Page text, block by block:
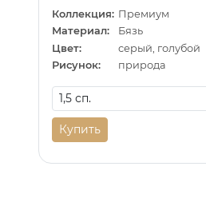
Коллекция: Премиум
Материал:
Бязь
Цвет:
серый, голубой
Рисунок:
природа
Купить